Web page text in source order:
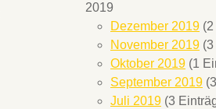
2019
Dezember 2019
November 2019
Oktober 2019 (1
September 2019
Juli 2019 (3